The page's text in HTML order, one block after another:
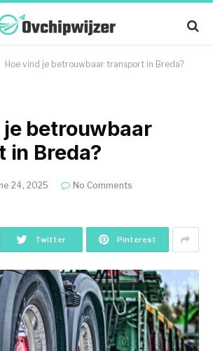
Hoe vind je betrouwbaar transport in Breda?
je betrouwbaar
in Breda?
24, 2025
No Comments
Twitter Pinterest